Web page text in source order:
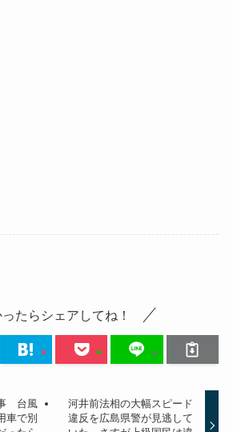
ったらシェアしてね！
台風
車で別
河井前法相の大幅スピード
違反を広島県警が見逃して